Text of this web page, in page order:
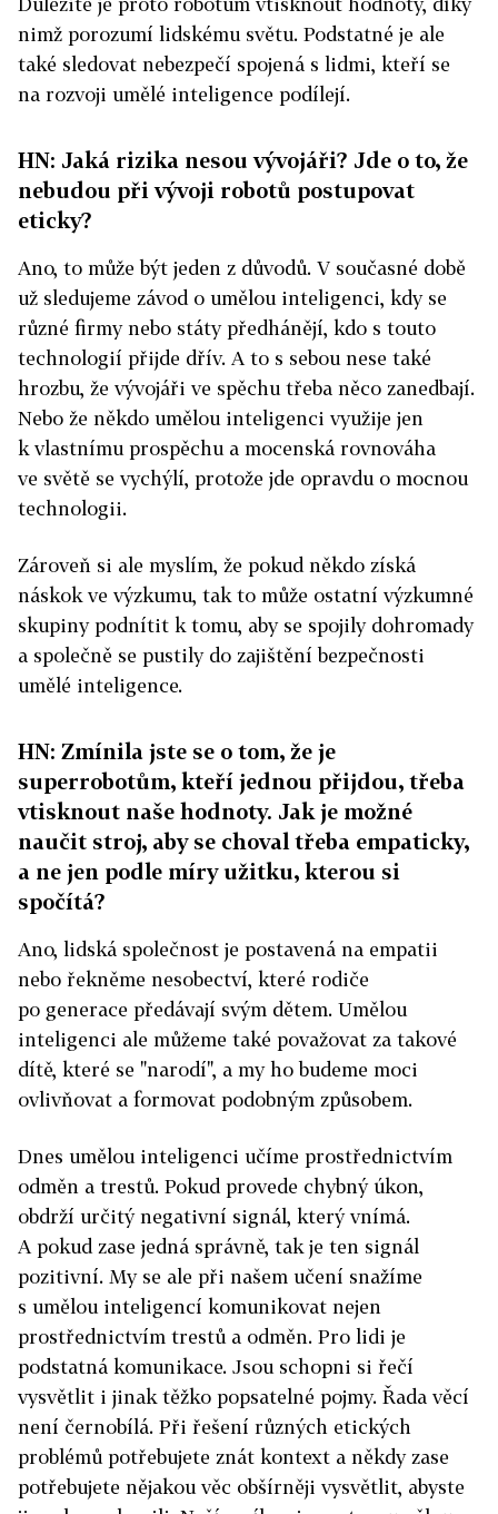
nimž porozumí lidskému světu. Podstatné je ale
také sledovat nebezpečí spojená s lidmi, kteří se
na rozvoji umělé inteligence podílejí.
HN: Jaká rizika nesou vývojáři? Jde o to, že
nebudou při vývoji robotů postupovat
eticky?
Ano, to může být jeden z důvodů. V současné době
už sledujeme závod o umělou inteligenci, kdy se
různé firmy nebo státy předhánějí, kdo s touto
technologií přijde dřív. A to s sebou nese také
hrozbu, že vývojáři ve spěchu třeba něco zanedbají.
Nebo že někdo umělou inteligenci využije jen
k vlastnímu prospěchu a mocenská rovnováha
ve světě se vychýlí, protože jde opravdu o mocnou
technologii.
Zároveň si ale myslím, že pokud někdo získá
náskok ve výzkumu, tak to může ostatní výzkumné
skupiny podnítit k tomu, aby se spojily dohromady
a společně se pustily do zajištění bezpečnosti
umělé inteligence.
HN: Zmínila jste se o tom, že je
superrobotům, kteří jednou přijdou, třeba
vtisknout naše hodnoty. Jak je možné
naučit stroj, aby se choval třeba empaticky,
a ne jen podle míry užitku, kterou si
spočítá?
Ano, lidská společnost je postavená na empatii
nebo řekněme nesobectví, které rodiče
po generace předávají svým dětem. Umělou
inteligenci ale můžeme také považovat za takové
dítě, které se "narodí", a my ho budeme moci
ovlivňovat a formovat podobným způsobem.
Dnes umělou inteligenci učíme prostřednictvím
odměn a trestů. Pokud provede chybný úkon,
obdrží určitý negativní signál, který vnímá.
A pokud zase jedná správně, tak je ten signál
pozitivní. My se ale při našem učení snažíme
s umělou inteligencí komunikovat nejen
prostřednictvím trestů a odměn. Pro lidi je
podstatná komunikace. Jsou schopni si řečí
vysvětlit i jinak těžko popsatelné pojmy. Řada věcí
není černobílá. Při řešení různých etických
problémů potřebujete znát kontext a někdy zase
potřebujete nějakou věc obšírněji vysvětlit, abyste